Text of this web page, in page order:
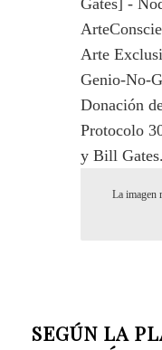
La imagen
SEGÚN LA